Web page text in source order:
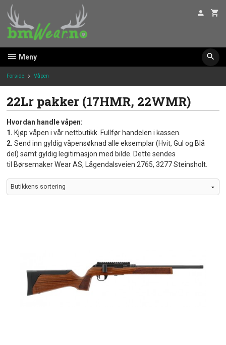
innholdet
Meny
Forside Våpen
22Lr pakker (17HMR, 22WMR)
Hvordan handle våpen:
1. Kjøp våpen i vår nettbutikk. Fullfør handelen i kassen.
2. Send inn gyldig våpensøknad alle eksemplar (Hvit, Gul og Blå
del) samt gyldig legitimasjon med bilde. Dette sendes
til Børsemaker Wear AS, Lågendalsveien 2765, 3277 Steinsholt.